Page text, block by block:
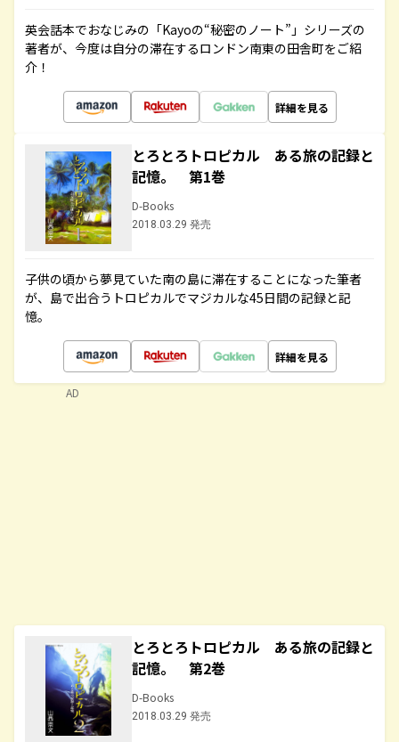
英会話本でおなじみの「Kayoの“秘密のノート”」シリーズの
著者が、今度は自分の滞在するロンドン南東の田舎町をご紹
介！
詳細を見る
とろとろトロピカル ある旅の記録と
記憶。 第1巻
D-Books
2018.03.29 発売
子供の頃から夢見ていた南の島に滞在することになった筆者
が、島で出合うトロピカルでマジカルな45日間の記録と記
憶。
詳細を見る
とろとろトロピカル ある旅の記録と
記憶。 第2巻
D-Books
2018.03.29 発売
AD